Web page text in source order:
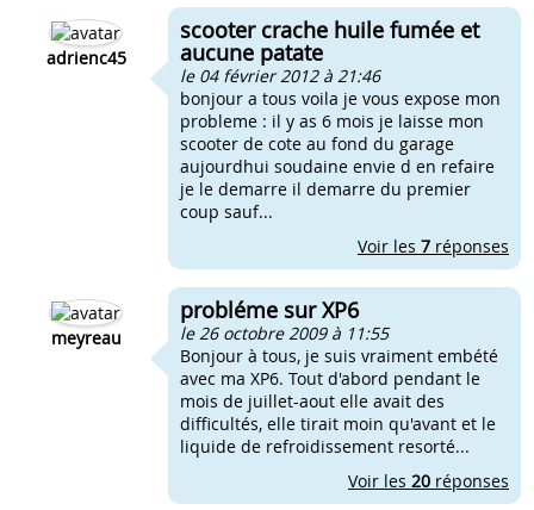
adrienc45
scooter crache huile fumée et
aucune patate
le 04 février 2012 à 21:46
bonjour a tous voila je vous expose mon
probleme : il y as 6 mois je laisse mon
scooter de cote au fond du garage
aujourdhui soudaine envie d en refaire
je le demarre il demarre du premier
coup sauf...
Voir les 7 réponses
meyreau
probléme sur XP6
le 26 octobre 2009 à 11:55
Bonjour à tous, je suis vraiment embété
avec ma XP6. Tout d'abord pendant le
mois de juillet-aout elle avait des
difficultés, elle tirait moin qu'avant et le
liquide de refroidissement resorté...
Voir les 20 réponses